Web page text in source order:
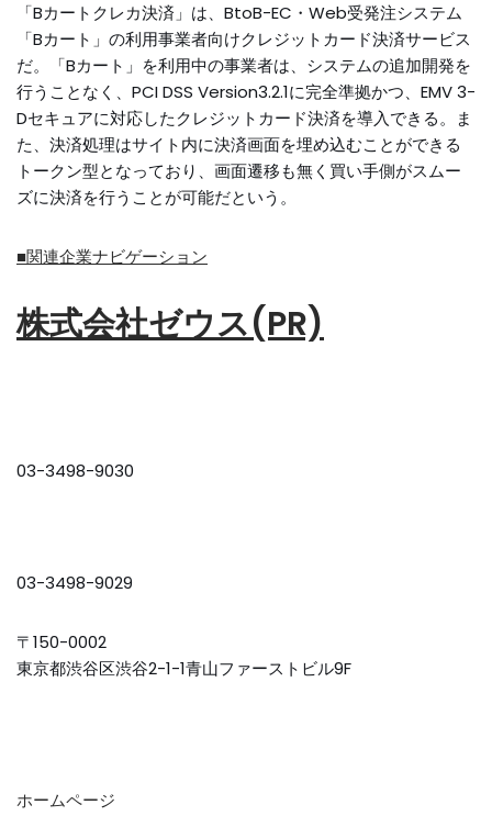
「Bカートクレカ決済」は、BtoB-EC・Web受発注システム
「Bカート」の利用事業者向けクレジットカード決済サービス
だ。「Bカート」を利用中の事業者は、システムの追加開発を
行うことなく、PCI DSS Version3.2.1に完全準拠かつ、EMV 3-
Dセキュアに対応したクレジットカード決済を導入できる。ま
た、決済処理はサイト内に決済画面を埋め込むことができる
トークン型となっており、画面遷移も無く買い手側がスムー
ズに決済を行うことが可能だという。
■関連企業ナビゲーション
株式会社ゼウス(PR)
03-3498-9030
03-3498-9029
〒150-0002
東京都渋谷区渋谷2-1-1青山ファーストビル9F
ホームページ